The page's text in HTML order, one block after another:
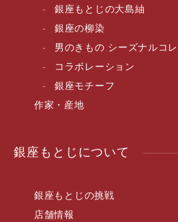
銀座もとじの大島紬
銀座の柳染
男のきもの シーズナルコ
コラボレーション
銀座モチーフ
作家・産地
銀座もとじについて
銀座もとじの挑戦
店舗情報